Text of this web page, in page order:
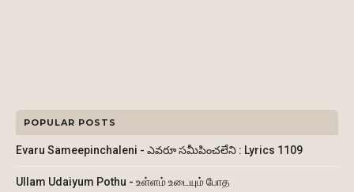
POPULAR POSTS
Evaru Sameepinchaleni - ఎవరూ సమీపించలేని : Lyrics 1109
Ullam Udaiyum Pothu - உள்ளம் உடையும் போத